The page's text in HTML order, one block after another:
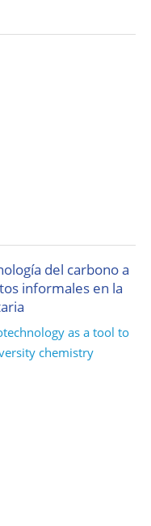
del carbono a
informales en la
as a tool to
chemistry